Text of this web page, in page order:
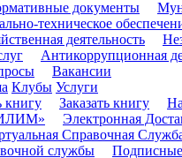
документы
техническое
деятельность
Антикоррупционная
Вакансии
Клубы Услуги
книгу Заказать книгу
Электронная
Справочная
службы